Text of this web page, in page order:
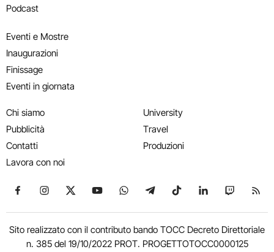
Podcast
Eventi e Mostre
Inaugurazioni
Finissage
Eventi in giornata
Chi siamo
Pubblicità
Contatti
Lavora con noi
University
Travel
Produzioni
Seguici su Facebook
Seguici su Instagram
Seguici su X
Seguici su YouTube
Seguici su WhatsApp
Seguici su Telegram
Seguici su TikTok
Seguici su
Seguici
Sito realizzato con il contributo bando TOCC Decreto Direttoriale
n. 385 del 19/10/2022 PROT. PROGETTOTOCC0000125